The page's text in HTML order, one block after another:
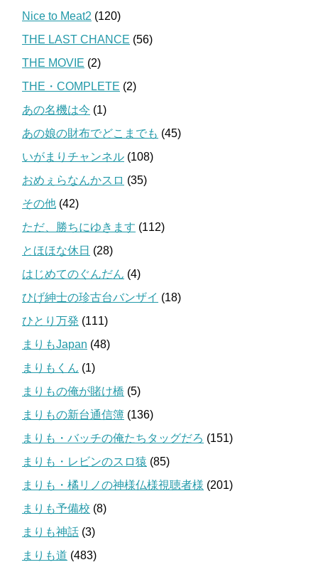
Nice to Meat2 (120)
THE LAST CHANCE (56)
THE MOVIE (2)
THE・COMPLETE (2)
あの名機は今 (1)
あの娘の財布でどこまでも (45)
いがまりチャンネル (108)
おめぇらなんかスロ (35)
その他 (42)
ただ、勝ちにゆきます (112)
とほほな休日 (28)
はじめてのぐんだん (4)
ひげ紳士の珍古台バンザイ (18)
ひとり万発 (111)
まりもJapan (48)
まりもくん (1)
まりもの俺が賭け橋 (5)
まりもの新台通信簿 (136)
まりも・バッチの俺たちタッグだろ (151)
まりも・レビンのスロ猿 (85)
まりも・橘リノの神様仏様視聴者様 (201)
まりも予備校 (8)
まりも神話 (3)
まりも道 (483)